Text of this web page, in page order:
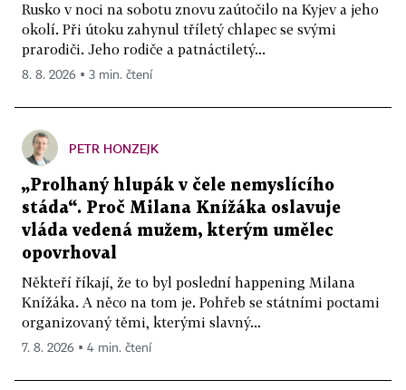
Rusko v noci na sobotu znovu zaútočilo na Kyjev a jeho
okolí. Při útoku zahynul tříletý chlapec se svými
prarodiči. Jeho rodiče a patnáctiletý...
8. 8. 2026 ▪ 3 min. čtení
PETR HONZEJK
„Prolhaný hlupák v čele nemyslícího
stáda“. Proč Milana Knížáka oslavuje
vláda vedená mužem, kterým umělec
opovrhoval
Někteří říkají, že to byl poslední happening Milana
Knížáka. A něco na tom je. Pohřeb se státními poctami
organizovaný těmi, kterými slavný...
7. 8. 2026 ▪ 4 min. čtení